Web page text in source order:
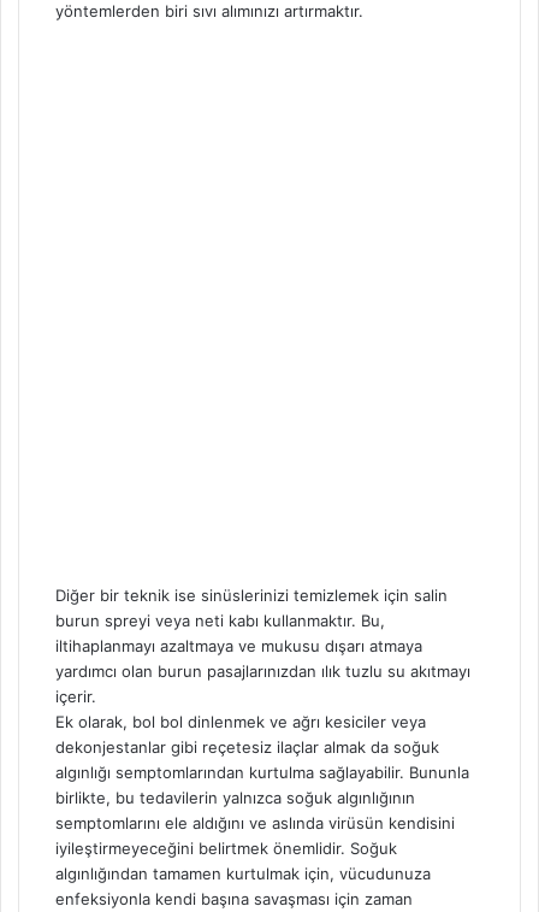
yöntemlerden biri sıvı alımınızı artırmaktır.
Diğer bir teknik ise sinüslerinizi temizlemek için salin
burun spreyi veya neti kabı kullanmaktır. Bu,
iltihaplanmayı azaltmaya ve mukusu dışarı atmaya
yardımcı olan burun pasajlarınızdan ılık tuzlu su akıtmayı
içerir.
Ek olarak, bol bol dinlenmek ve ağrı kesiciler veya
dekonjestanlar gibi reçetesiz ilaçlar almak da soğuk
algınlığı semptomlarından kurtulma sağlayabilir. Bununla
birlikte, bu tedavilerin yalnızca soğuk algınlığının
semptomlarını ele aldığını ve aslında virüsün kendisini
iyileştirmeyeceğini belirtmek önemlidir. Soğuk
algınlığından tamamen kurtulmak için, vücudunuza
enfeksiyonla kendi başına savaşması için zaman